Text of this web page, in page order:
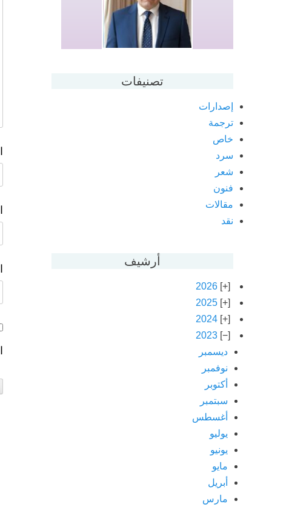
تصنيفات
إصدارات
ترجمة
خاص
سرد
شعر
فنون
مقالات
نقد
أرشيف
2026
2025
2024
2023
ديسمبر
نوفمبر
أكتوبر
سبتمبر
أغسطس
يوليو
يونيو
مايو
أبريل
مارس